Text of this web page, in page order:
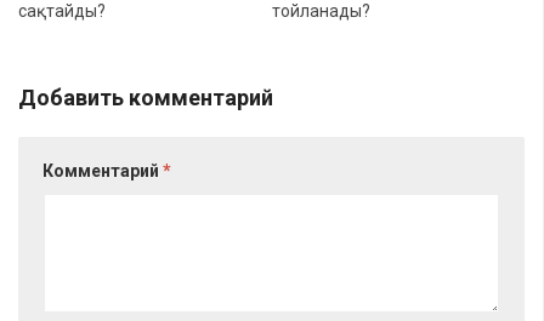
сақтайды?
тойланады?
Добавить комментарий
Комментарий *